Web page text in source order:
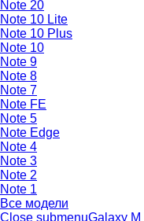
Note 20
Note 10 Lite
Note 10 Plus
Note 10
Note 9
Note 8
Note 7
Note FE
Note 5
Note Edge
Note 4
Note 3
Note 2
Note 1
Все модели
Close submenuGalaxy M